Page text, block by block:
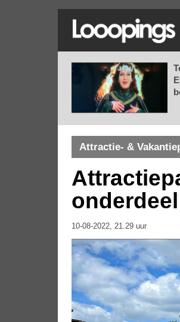
Attractie- &
10-08-2022, 21.29 uur